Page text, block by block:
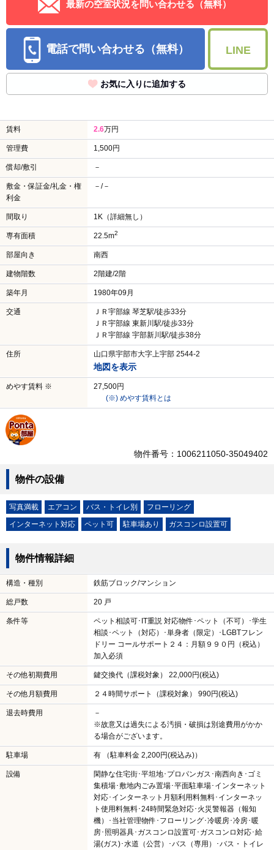
最新の空室状況を問い合わせる（無料）
電話で問い合わせる（無料） LINE
お気に入りに追加する
賃料 2.6万円
管理費 1,500円
償却/敷引 －
敷金・保証金/礼金・権
利金
－/－
間取り 1K（詳細無し）
専有面積 22.5m2
部屋向き 南西
建物階数 2階建/2階
築年月 1980年09月
交通
ＪＲ宇部線 琴芝駅/徒歩33分
ＪＲ宇部線 東新川駅/徒歩33分
ＪＲ宇部線 宇部新川駅/徒歩38分
住所 山口県宇部市大字上宇部 2544-2
地図を表示
めやす賃料 ※
27,500円
(※) めやす賃料とは
物件番号：1006211050-35049402
物件の設備
写真満載 エアコン バス・トイレ別
フローリング
インターネット対応
ペット可 駐車場あり ガスコンロ設置可
物件情報詳細
構造・種別 鉄筋ブロック/マンション
総戸数 20 戸
条件等
ペット相談可･IT重説 対応物件･ペット（不可）･学生
相談･ペット（対応）･単身者（限定）･LGBTフレン
ドリー コールサポート２４：月額９９０円（税込）
加入必須
その他初期費用 鍵交換代（課税対象） 22,000円(税込)
その他月額費用 ２４時間サポート（課税対象） 990円(税込)
退去時費用
－
※故意又は過失による汚損・破損は別途費用がかか
る場合がございます。
駐車場 有 （駐車料金 2,200円(税込み)）
設備
閑静な住宅街･平坦地･プロパンガス･南西向き･ゴミ
集積場･敷地内ごみ置場･平面駐車場･インターネット
対応･インターネット月額利用料無料･インターネッ
ト使用料無料･24時間緊急対応･火災警報器（報知
機）･当社管理物件･フローリング･冷暖房･冷房･暖
房･照明器具･ガスコンロ設置可･ガスコンロ対応･給
湯(ガス)･水道（公営）･バス（専用）･バス・トイレ